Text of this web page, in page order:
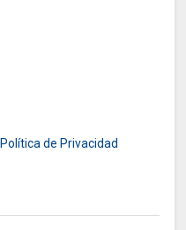
Política de Privacidad